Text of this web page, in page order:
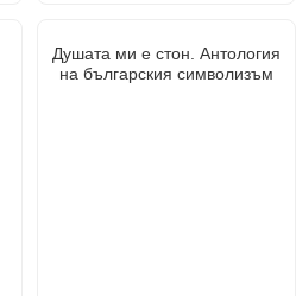
Душата ми е стон. Антология
на българския символизъм